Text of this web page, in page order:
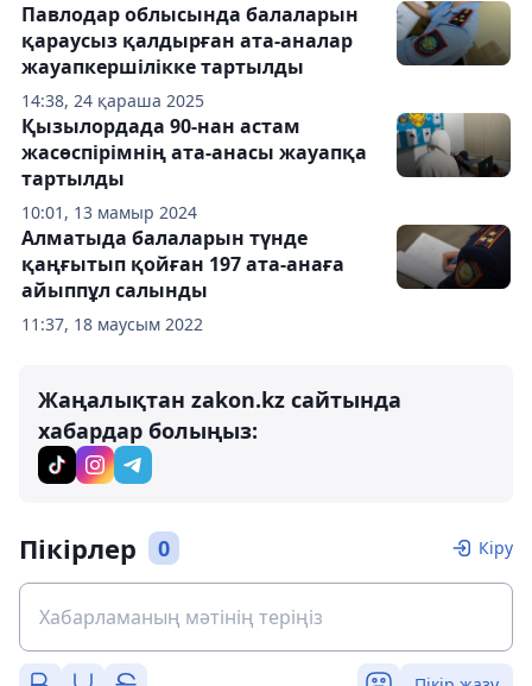
14:38, 24 қараша 2025
Павлодар облысында балаларын
қараусыз қалдырған ата-аналар
жауапкершілікке тартылды
10:01, 13 мамыр 2024
Қызылордада 90-нан астам
жасөспірімнің ата-анасы жауапқа
тартылды
11:37, 18 маусым 2022
Алматыда балаларын түнде
қаңғытып қойған 197 ата-анаға
айыппұл салынды
Жаңалықтан zakon.kz сайтында
хабардар болыңыз:
Пікірлер 0 Кіру